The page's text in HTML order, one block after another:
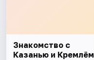
Знакомство с
Казанью и Кремлём